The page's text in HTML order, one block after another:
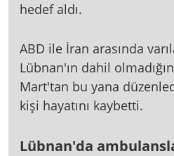
hedef aldı.
ABD ile İran arasında
Lübnan'ın dahil
Mart'tan bu yana
kişi hayatını kaybetti.
Lübnan'da